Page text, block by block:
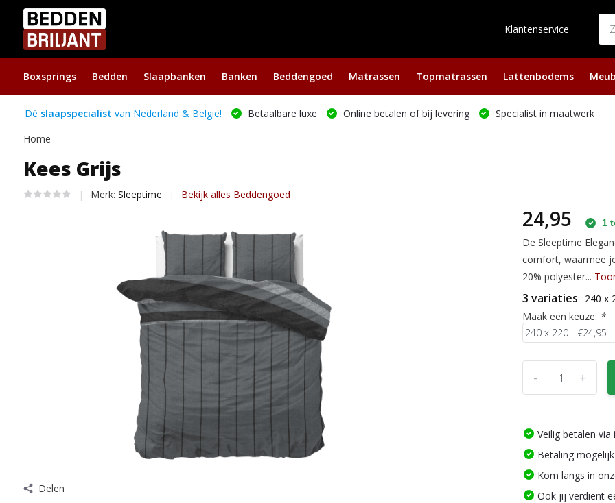
Klantenservice
Boxsprings Bedden Slaapbanken Banken Beddengoed Matrassen Topmatrassen Lattenbodems
Dé slaapspecialist van Nederland & België! Betaalbare luxe Online betalen of bij levering
Specialist in maatwerk
Home
Kees Grijs
Merk: Sleeptime Bekijk alles Beddengoed
Delen
24,95 1
De Sleeptime
comfort, waarmee
20% polyester...
3 variaties
240 x
Maak een keuze: *
+
-
Veilig betalen via
Betaling
Kom langs in
Ook jij verdient